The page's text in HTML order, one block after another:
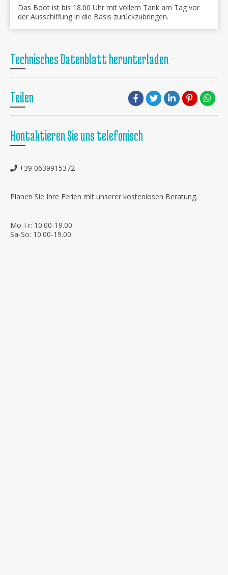
Das Boot ist bis 18.00 Uhr mit vollem Tank am Tag vor
der Ausschiffung in die Basis zurückzubringen.
Technisches Datenblatt herunterladen
Teilen
Kontaktieren Sie uns telefonisch
+39 0639915372
Planen Sie Ihre Ferien mit unserer kostenlosen Beratung.
Mo-Fr: 10.00-19.00
Sa-So: 10.00-19.00